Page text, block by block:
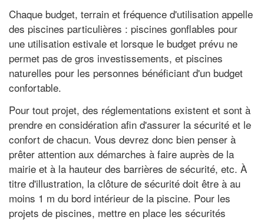
Chaque budget, terrain et fréquence d'utilisation appelle
des piscines particulières : piscines gonflables pour
une utilisation estivale et lorsque le budget prévu ne
permet pas de gros investissements, et piscines
naturelles pour les personnes bénéficiant d'un budget
confortable.
Pour tout projet, des réglementations existent et sont à
prendre en considération afin d'assurer la sécurité et le
confort de chacun. Vous devrez donc bien penser à
prêter attention aux démarches à faire auprès de la
mairie et à la hauteur des barrières de sécurité, etc. À
titre d'illustration, la clôture de sécurité doit être à au
moins 1 m du bord intérieur de la piscine. Pour les
projets de piscines, mettre en place les sécurités